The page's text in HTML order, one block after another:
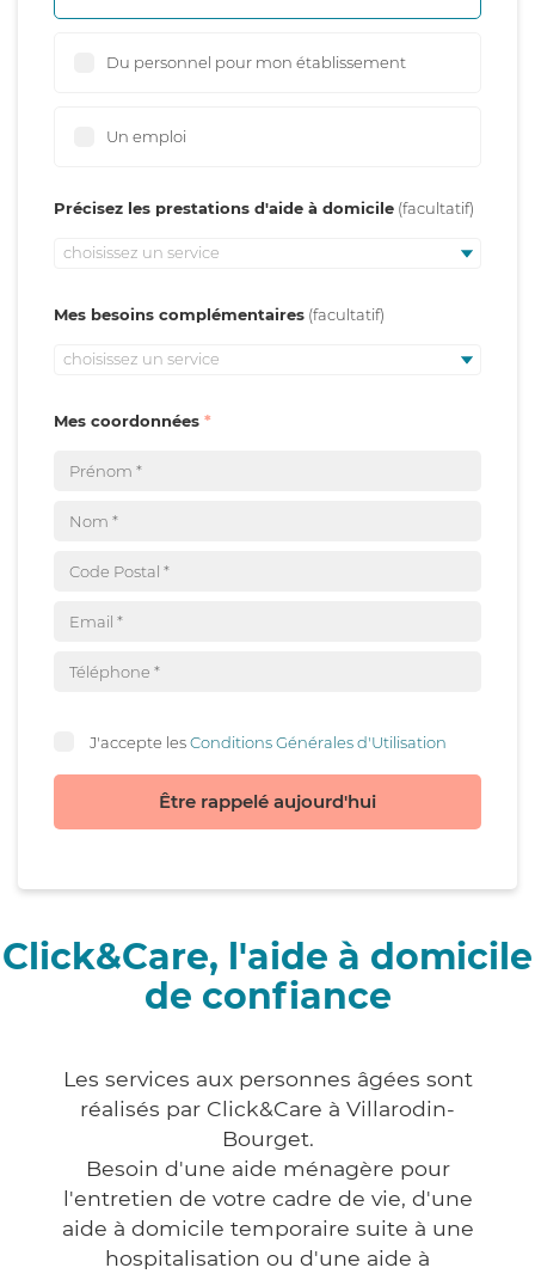
Du personnel pour mon établissement
Un emploi
Précisez les prestations d'aide à domicile
choisissez un service
Mes besoins complémentaires
choisissez un service
Mes coordonnées
J'accepte lesConditions Générales d'Utilisation
Être rappelé aujourd'hui
Click&Care, l'aide à domicile
de confiance
Les services aux personnes âgées sont
réalisés par Click&Care à Villarodin-
Bourget.
Besoin d'une aide ménagère pour
l'entretien de votre cadre de vie, d'une
aide à domicile temporaire suite à une
hospitalisation ou d'une aide à